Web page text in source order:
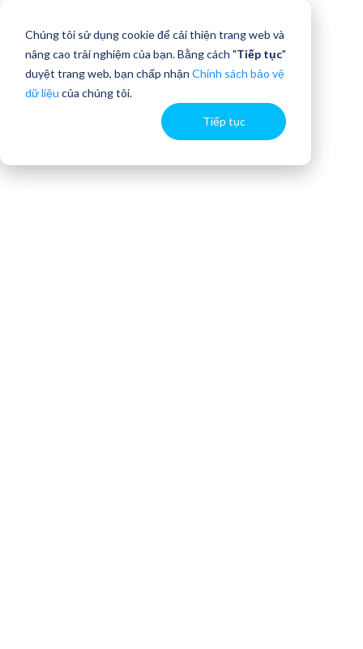
Chúng tôi sử dụng cookie để cải thiện trang web và
nâng cao trải nghiệm của bạn. Bằng cách "Tiếp tục"
duyệt trang web, bạn chấp nhận Chính sách bảo vệ
dữ liệu của chúng tôi.
Tiếp tục